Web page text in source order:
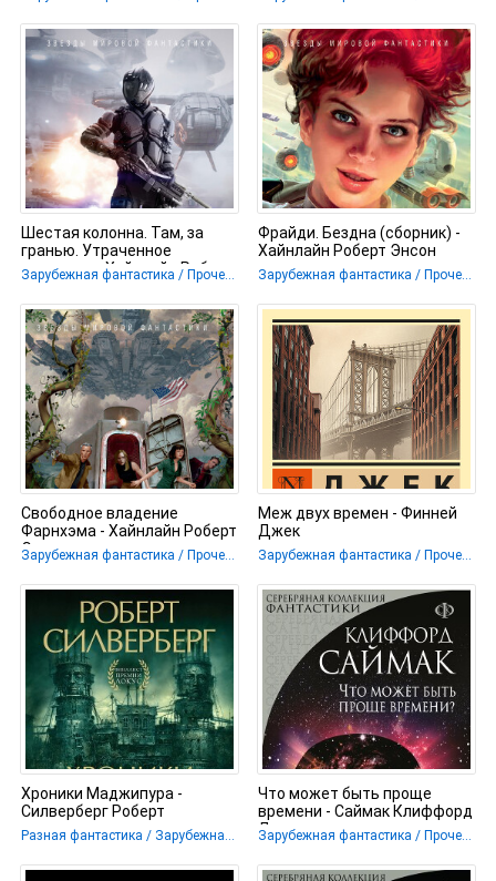
Шестая колонна. Там, за
гранью. Утраченное
наследие - Хайнлайн Роберт
Энсон
Зарубежная фантастика / Прочее / Разная фантастика
Фрайди. Бездна (сборник) -
Хайнлайн Роберт Энсон
Зарубежная фантастика / Прочее / Разная фантастика
Свободное владение
Фарнхэма - Хайнлайн Роберт
Энсон
Зарубежная фантастика / Прочее / Разная фантастика
Меж двух времен - Финней
Джек
Зарубежная фантастика / Прочее / Разная фантастика
Хроники Маджипура -
Силверберг Роберт
Разная фантастика / Зарубежная фантастика
Что может быть проще
времени - Саймак Клиффорд
Дональд
Зарубежная фантастика / Прочее / Разная фантастика